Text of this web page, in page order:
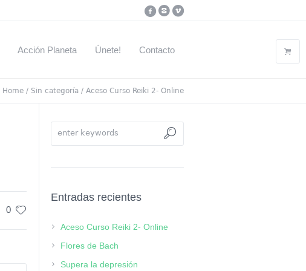
Acción Planeta Únete! Contacto
Home / Sin categoría / Aceso Curso Reiki 2- Online
0
Entradas recientes
Aceso Curso Reiki 2- Online
Flores de Bach
Supera la depresión